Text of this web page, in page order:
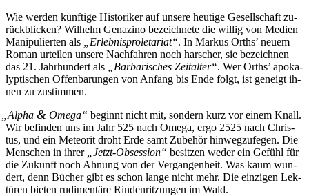
Wie wer­den künf­ti­ge His­to­ri­ker auf un­se­re heu­ti­ge Ge­sell­schaft zu­
rück­bli­cken? Wil­helm Gen­a­zi­no be­zeich­ne­te die wil­lig von Me­di­en
Ma­ni­pu­lier­ten als
„Er­leb­nis­pro­le­ta­ri­at“. In Mar­kus Orths’ neu­em
Ro­man ur­tei­len un­se­re Nach­fah­ren noch har­scher, sie be­zeich­nen
das 21. Jahr­hun­dert als
„Bar­ba­ri­sches Zeit­al­ter“. Wer Orths’ apo­ka­
lyp­ti­schen Of­fen­ba­run­gen von An­fang bis En­de folgt, ist ge­neigt ih­
nen zu zustimmen.
Al­pha &Ome­ga“ be­ginnt nicht mit, son­dern kurz vor ei­nem Knall.
Wir be­fin­den uns im Jahr 525 nach Ome­ga, er­go 2525 nach Chris­
tus, und ein Me­teo­rit droht Er­de samt Zu­be­hör hin­weg­zu­fe­gen. Die
Men­schen in ih­rer
„Jetzt-Ob­ses­si­on“ be­sit­zen we­der ein Ge­fühl für
die Zu­kunft noch Ah­nung von der Ver­gan­gen­heit. Was kaum wun­
dert, denn Bü­cher gibt es schon lan­ge nicht mehr. Die ein­zi­gen Lek­
tü­ren bie­ten ru­di­men­tä­re Rin­den­rit­zun­gen im Wald.